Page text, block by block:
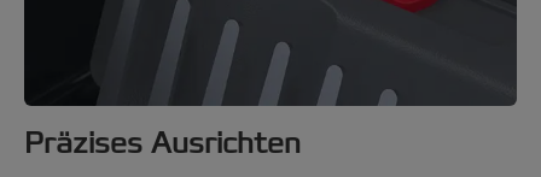
Präzises Ausrichten